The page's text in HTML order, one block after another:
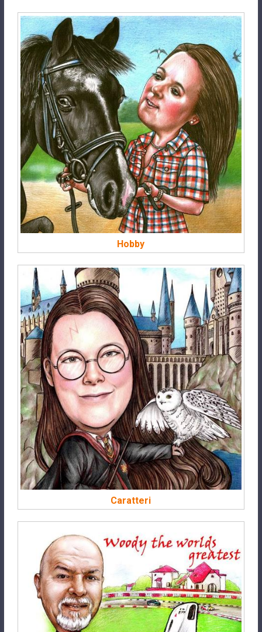
Hobby
Caratteri